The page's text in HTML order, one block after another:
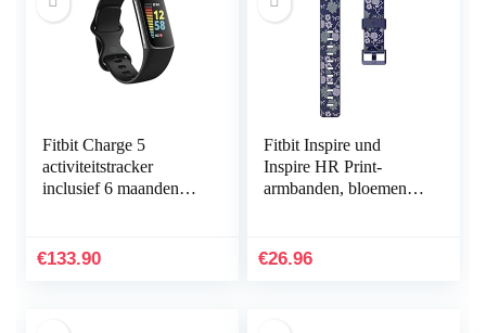
Fitbit Charge 5
activiteitstracker
inclusief 6 maanden
dagen en dagelijkse…
€133.90
Fitbit Inspire und
Inspire HR Print-
armbanden, bloemen,
€26.96